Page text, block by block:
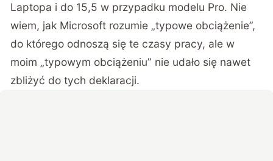
Laptopa i do 15,5 w przypadku modelu Pro. Nie
wiem, jak Microsoft rozumie „typowe obciążenie”,
do którego odnoszą się te czasy pracy, ale w
moim „typowym obciążeniu” nie udało się nawet
zbliżyć do tych deklaracji.